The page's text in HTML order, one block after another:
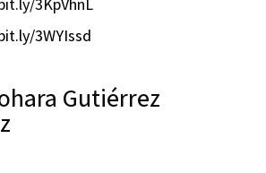
3WYIssd
Gutiérrez